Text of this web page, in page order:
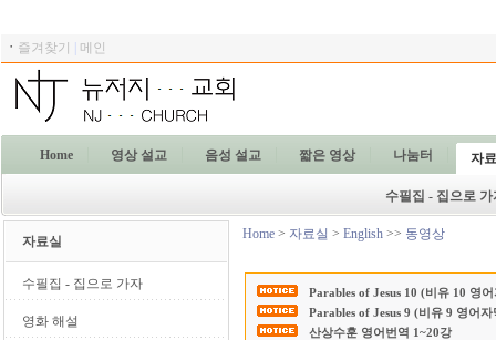
ㆍ 즐겨찾기 메인
Home 영상 설교 음성 설교 짧은 영상 나눔터 자
수필집 - 집으로 가
자료실
수필집 - 집으로 가자
영화 해설
Home > 자료실 > English >> 동영상
Parables of Jesus 10 (비유 10 영
Parables of Jesus 9 (비유 9 영어자
산상수훈 영어번역 1~20강